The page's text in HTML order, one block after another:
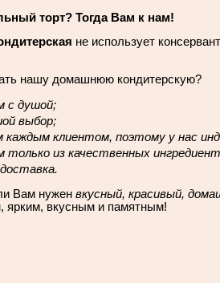
торт? Тогда Вам к нам!
не использует
нашу домашнюю кондитерскую?
с душой;
выбор;
каждым клиентом, поэтому у нас
только из качественных
Вам нужен вкусный, красивый,
ярким, вкусным и памятным!